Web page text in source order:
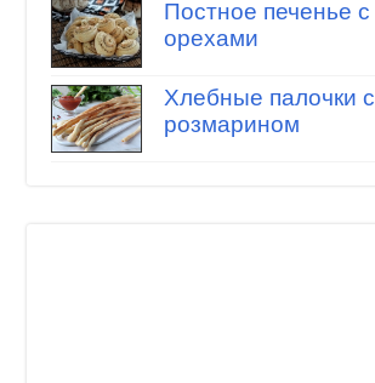
Постное печенье с
орехами
Хлебные палочки с
розмарином